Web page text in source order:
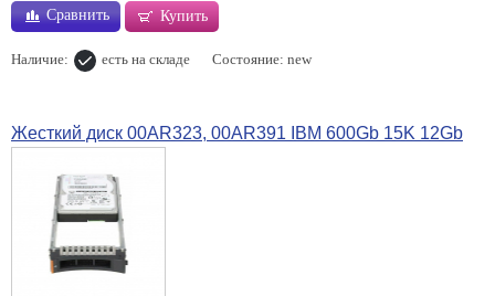
Сравнить Купить
Наличие: есть на складе Состояние: new
Жесткий диск 00AR323, 00AR391 IBM 600Gb 15K 12Gb